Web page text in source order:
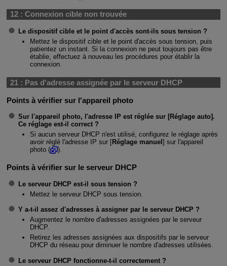
12 :Connexion cible non trouvée
Le dispositif cible et le point d'accès sont-ils sous tension ?
Mettez le dispositif cible et le point d'accès sous tension, puis
patientez un instant. Si la connexion ne peut toujours pas être
établie, effectuez à nouveau les procédures pour établir la
connexion.
21 : Pas d'adresse assignée par le serveur DHCP
Points à vérifier sur l'appareil photo
Sur l'appareil photo, l'adresse IP est réglée sur [Réglage auto].
Ce réglage est-il correct ?
Si aucun serveur DHCP n'est utilisé, configurez le réglage après
avoir réglé l'adresse IP sur [Réglage manuel ] sur l'appareil
photo (
).
Points à vérifier sur le serveur DHCP
Le serveur DHCP est-il sous tension ?
Mettez le serveur DHCP sous tension.
Y a-t-il assez d'adresses à assigner par le serveur DHCP ?
Augmentez le nombre d'adresses assignées par le serveur
DHCP.
Retirez les adresses assignées aux dispositifs par le serveur
DHCP du réseau pour diminuer le nombre d'adresses utilisées.
Le serveur DHCP fonctionne-t-il correctement ?